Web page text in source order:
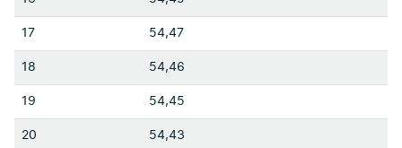
17 54,47
18 54,46
19 54,45
20 54,43